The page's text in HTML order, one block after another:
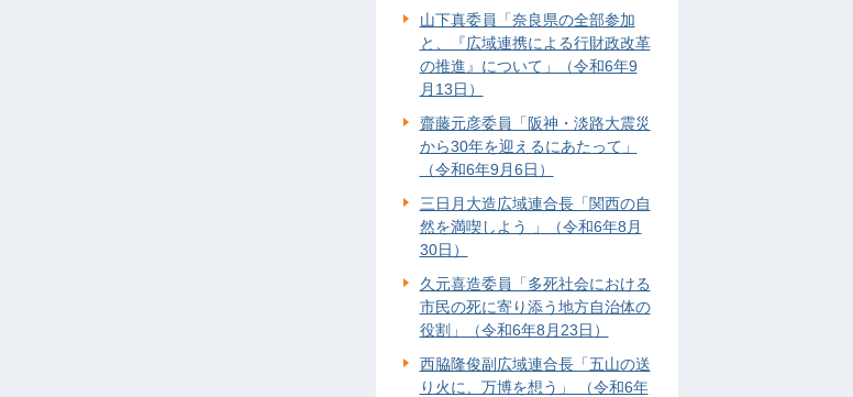
山下真委員「奈良県の全部参加
と、『広域連携による行財政改革
の推進』について」（令和6年9
月13日）
齋藤元彦委員「阪神・淡路大震災
から30年を迎えるにあたって」
（令和6年9月6日）
三日月大造広域連合長「関西の自
然を満喫しよう 」（令和6年8月
30日）
久元喜造委員「多死社会における
市民の死に寄り添う地方自治体の
役割」（令和6年8月23日）
西脇隆俊副広域連合長「五山の送
り火に、万博を想う」 （令和6年